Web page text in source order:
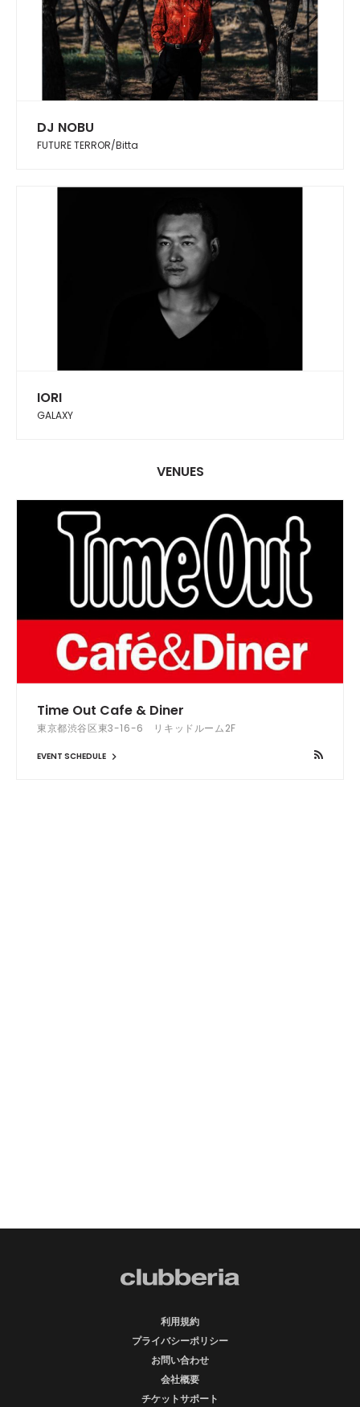
DJ NOBU
FUTURE TERROR/Bitta
IORI
GALAXY
VENUES
Time Out Cafe & Diner
東京都渋谷区東3-16-6 リキッドルーム2F
EVENT SCHEDULE
利用規約
プライバシーポリシー
お問い合わせ
会社概要
チケットサポート